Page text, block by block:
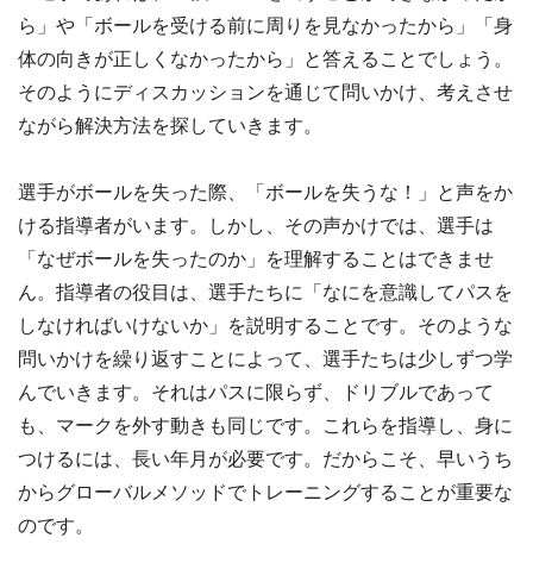
ら」や「ボールを受ける前に周りを見なかったから」「身
体の向きが正しくなかったから」と答えることでしょう。
そのようにディスカッションを通じて問いかけ、考えさせ
ながら解決方法を探していきます。
選手がボールを失った際、「ボールを失うな！」と声をか
ける指導者がいます。しかし、その声かけでは、選手は
「なぜボールを失ったのか」を理解することはできませ
ん。指導者の役目は、選手たちに「なにを意識してパスを
しなければいけないか」を説明することです。そのような
問いかけを繰り返すことによって、選手たちは少しずつ学
んでいきます。それはパスに限らず、ドリブルであって
も、マークを外す動きも同じです。これらを指導し、身に
つけるには、長い年月が必要です。だからこそ、早いうち
からグローバルメソッドでトレーニングすることが重要な
のです。